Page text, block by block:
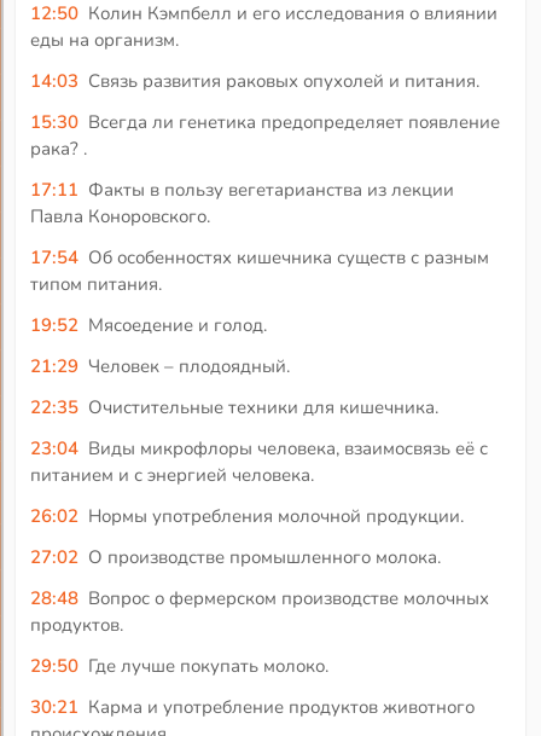
12:50 Колин Кэмпбелл и его исследования о влиянии
еды на организм.
14:03 Связь развития раковых опухолей и питания.
15:30 Всегда ли генетика предопределяет появление
рака? .
17:11 Факты в пользу вегетарианства из лекции
Павла Коноровского.
17:54 Об особенностях кишечника существ с разным
типом питания.
19:52 Мясоедение и голод.
21:29 Человек – плодоядный.
22:35 Очистительные техники для кишечника.
23:04 Виды микрофлоры человека, взаимосвязь её с
питанием и с энергией человека.
26:02 Нормы употребления молочной продукции.
27:02 О производстве промышленного молока.
28:48 Вопрос о фермерском производстве молочных
продуктов.
29:50 Где лучше покупать молоко.
30:21 Карма и употребление продуктов животного